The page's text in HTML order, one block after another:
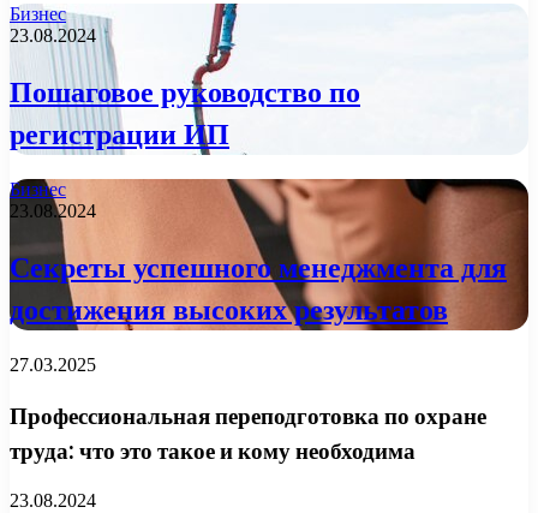
Бизнес
23.08.2024
Пошаговое руководство по
регистрации ИП
Бизнес
23.08.2024
Секреты успешного менеджмента для
достижения высоких результатов
27.03.2025
Профессиональная переподготовка по охране
труда: что это такое и кому необходима
23.08.2024